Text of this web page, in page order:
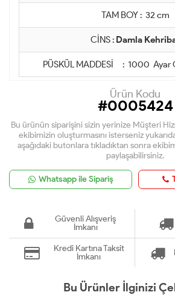
TAM BOY : 32 cm
CİNS : Damla
PÜSKÜL MADDESİ : 1000 Ayar
Ürün Kodu
#0005424
Bu ürünün siparişini sizin yerinize Müşteri
ekibimizin oluşturmasını isterseniz
aşağıdaki butonlara tıkladıktan sonra
paylaşabilirsiniz.
Whatsapp ile Sipariş
Güvenli Alışveriş
İmkanı
Kredi Kartına Taksit
İmkanı
Bu Ürünler İlginizi